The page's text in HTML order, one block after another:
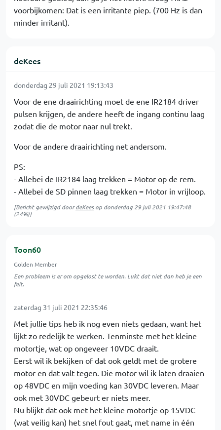
voorbijkomen: Dat is een irritante piep. (700 Hz is dan
minder irritant).
deKees
donderdag 29 juli 2021 19:13:43
Voor de ene draairichting moet de ene IR2184 driver
pulsen krijgen, de andere heeft de ingang continu laag
zodat die de motor naar nul trekt.
Voor de andere draairichting net andersom.
PS:
- Allebei de IR2184 laag trekken = Motor op de rem.
- Allebei de SD pinnen laag trekken = Motor in vrijloop.
[Bericht gewijzigd doordeKeesop donderdag 29 juli 2021 19:47:48
(24%)]
Toon60
Golden Member
Een probleem is er om opgelost te worden. Lukt dat niet dan heb je een
feit.
zaterdag 31 juli 2021 22:35:46
Met jullie tips heb ik nog even niets gedaan, want het
lijkt zo redelijk te werken. Tenminste met het kleine
motortje, wat op ongeveer 10VDC draait.
Eerst wil ik bekijken of dat ook geldt met de grotere
motor en dat valt tegen. Die motor wil ik laten draaien
op 48VDC en mijn voeding kan 30VDC leveren. Maar
ook met 30VDC gebeurt er niets meer.
Nu blijkt dat ook met het kleine motortje op 15VDC
(wat veilig kan) het snel fout gaat, met name in één